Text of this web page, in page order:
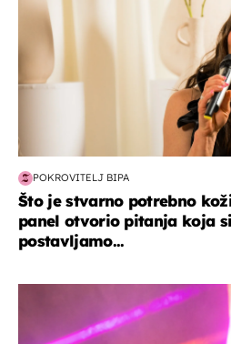
POKROVITELJ BIPA
Što je stvarno potrebno
panel otvorio pitanja koja
postavljamo...